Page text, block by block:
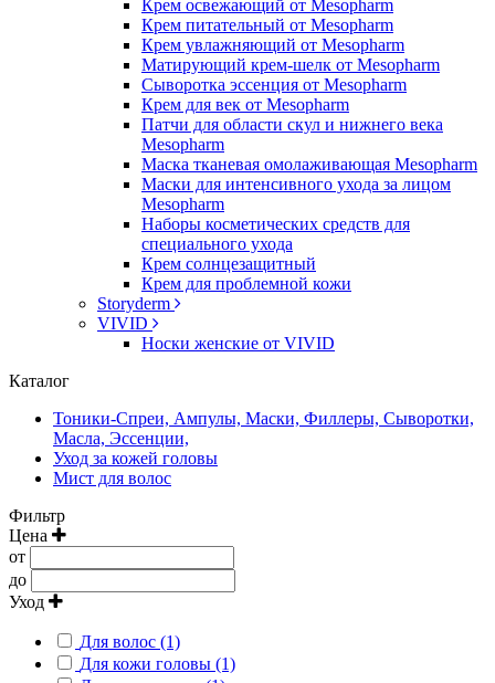
Крем освежающий от Mesopharm
Крем питательный от Mesopharm
Крем увлажняющий от Mesopharm
Матирующий крем-шелк от Mesopharm
Сыворотка эссенция от Mesopharm
Крем для век от Mesopharm
Патчи для области скул и нижнего века
Mesopharm
Маска тканевая омолаживающая Mesopharm
Маски для интенсивного ухода за лицом
Mesopharm
Наборы косметических средств для
специального ухода
Крем солнцезащитный
Крем для проблемной кожи
Storyderm
VIVID
Носки женские от VIVID
Каталог
Тоники-Спреи, Ампулы, Маски, Филлеры, Сыворотки,
Масла, Эссенции,
Уход за кожей головы
Мист для волос
Фильтр
Цена
от
до
Уход
Для волос (1)
Для кожи головы (1)